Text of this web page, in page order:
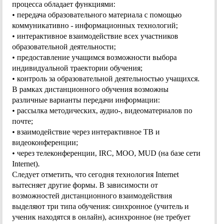
процесса обладает функциями:
• передача образовательного материала с помощью
коммуникативно - информационных технологий;
• интерактивное взаимодействие всех участников
образовательной деятельности;
• предоставление учащимся возможности выбора
индивидуальной траектории обучения;
• контроль за образовательной деятельностью учащихся.
В рамках дистанционного обучения возможны
различные варианты передачи информации:
• рассылка методических, аудио-, видеоматериалов по
почте;
• взаимодействие через интерактивное ТВ и
видеоконференции;
• через телеконференции, IRC, MOO, MUD (на базе сети
Internet).
Следует отметить, что сегодня технология Internet
вытесняет другие формы. В зависимости от
возможностей дистанционного взаимодействия
выделяют три типа обучения: синхронное (учитель и
ученик находятся в онлайн), асинхронное (не требует